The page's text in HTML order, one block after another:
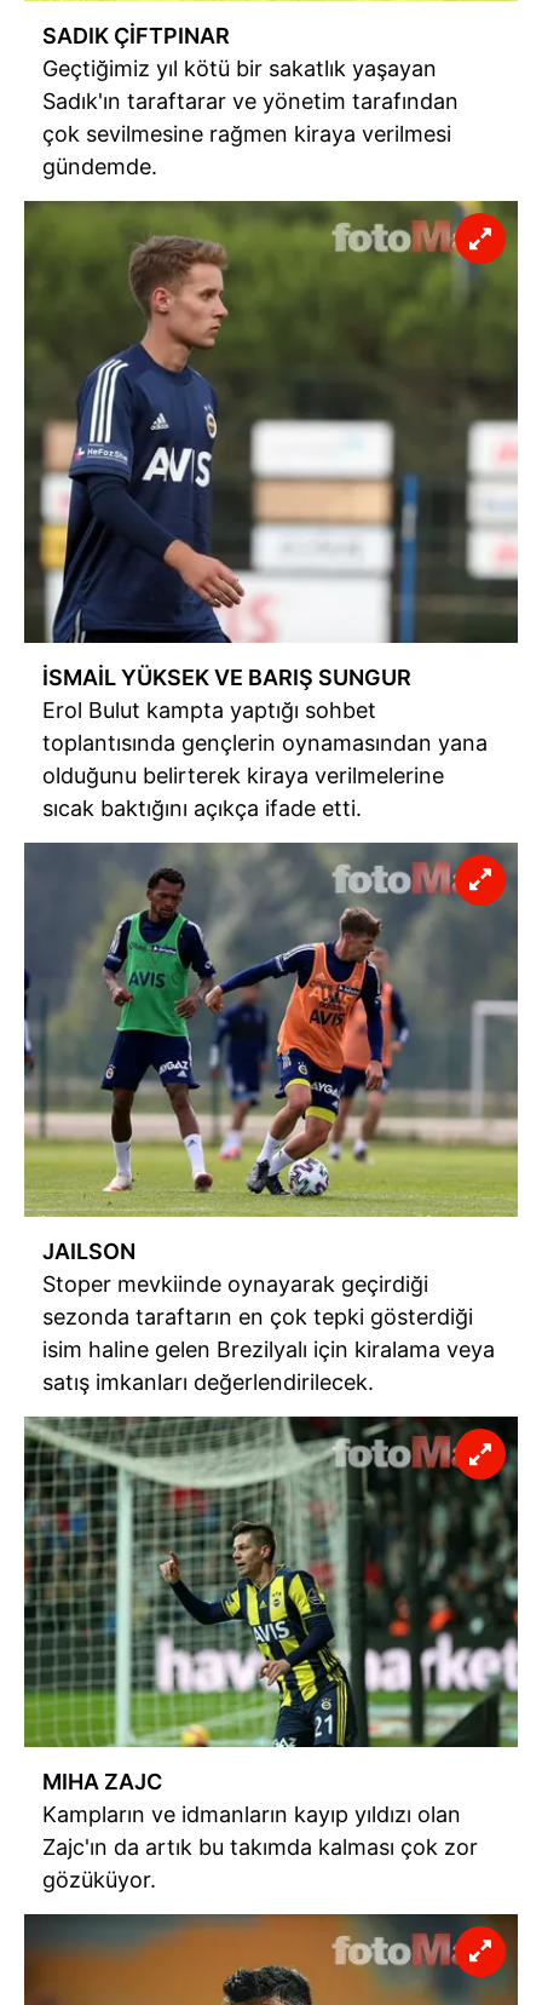
SADIK ÇİFTPINAR
Geçtiğimiz yıl kötü bir sakatlık yaşayan
Sadık'ın taraftarar ve yönetim tarafından
çok sevilmesine rağmen kiraya verilmesi
gündemde.
İSMAİL YÜKSEK VE BARIŞ SUNGUR
Erol Bulut kampta yaptığı sohbet
toplantısında gençlerin oynamasından yana
olduğunu belirterek kiraya verilmelerine
sıcak baktığını açıkça ifade etti.
JAILSON
Stoper mevkiinde oynayarak geçirdiği
sezonda taraftarın en çok tepki gösterdiği
isim haline gelen Brezilyalı için kiralama veya
satış imkanları değerlendirilecek.
MIHA ZAJC
Kampların ve idmanların kayıp yıldızı olan
Zajc'ın da artık bu takımda kalması çok zor
gözüküyor.